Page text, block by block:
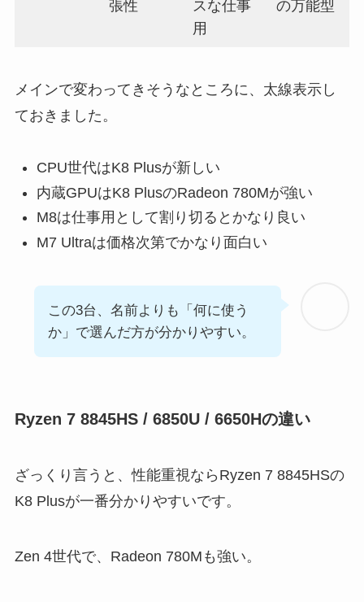
張性
スな仕事
用
の万能型
メインで変わってきそうなところに、太線表示し
ておきました。
CPU世代はK8 Plusが新しい
内蔵GPUはK8 PlusのRadeon 780Mが強い
M8は仕事用として割り切るとかなり良い
M7 Ultraは価格次第でかなり面白い
この3台、名前よりも「何に使う
か」で選んだ方が分かりやすい。
Ryzen 7 8845HS / 6850U / 6650Hの違い
ざっくり言うと、性能重視ならRyzen 7 8845HSの
K8 Plusが一番分かりやすいです。
Zen 4世代で、Radeon 780Mも強い。